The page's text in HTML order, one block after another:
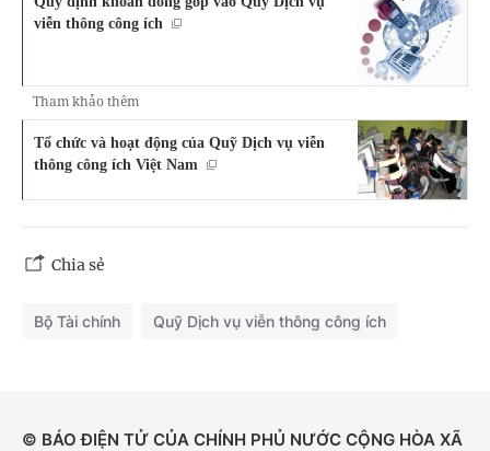
viễn thông công ích
Tham khảo thêm
Tổ chức và hoạt động của Quỹ Dịch vụ viễn
thông công ích Việt Nam
Chia sẻ
Bộ Tài chính Quỹ Dịch vụ viễn thông công ích
© BÁO ĐIỆN TỬ CỦA CHÍNH PHỦ NƯỚC CỘNG HÒA XÃ